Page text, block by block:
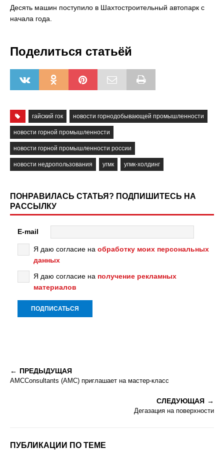
Десять машин поступило в Шахтостроительный автопарк с
начала года.
Поделиться статьёй
гайский гок новости горнодобывающей промышленности
новости горной промышленности
новости горной промышленности россии
новости недропользования угмк угмк-холдинг
ПОНРАВИЛАСЬ СТАТЬЯ? ПОДПИШИТЕСЬ НА
РАССЫЛКУ
E-mail
Я даю согласие на обработку моих персональных
данных
Я даю согласие на получение рекламных
материалов
ПРЕДЫДУЩАЯ
AMCConsultants (AMC) приглашает на мастер-класс
СЛЕДУЮЩАЯ
Дегазация на поверхности
ПУБЛИКАЦИИ ПО ТЕМЕ